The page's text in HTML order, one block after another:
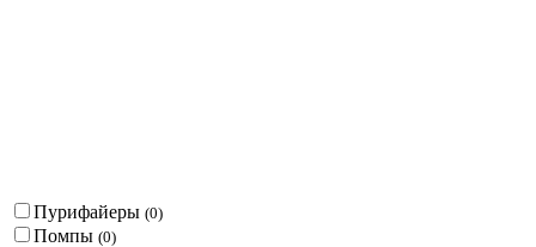
Пурифайеры (0)
Помпы (0)